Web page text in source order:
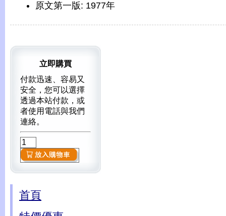
原文第一版: 1977年
立即購買
付款迅速、容易又
安全，您可以選擇
透過本站付款，或
者使用電話與我們
連絡。
首頁